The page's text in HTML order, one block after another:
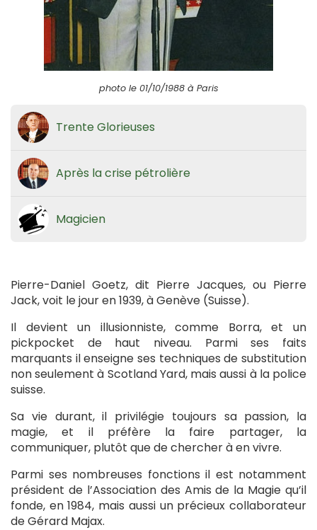
photo le 01/10/1988 à Paris
Trente Glorieuses
Après la crise pétrolière
Magicien
Pierre-Daniel Goetz, dit Pierre Jacques, ou Pierre
Jack, voit le jour en 1939, à Genève (Suisse).
Il devient un illusionniste, comme Borra, et un
pickpocket de haut niveau. Parmi ses faits
marquants il enseigne ses techniques de substitution
non seulement à Scotland Yard, mais aussi à la police
suisse.
Sa vie durant, il privilégie toujours sa passion, la
magie, et il préfère la faire partager, la
communiquer, plutôt que de chercher à en vivre.
Parmi ses nombreuses fonctions il est notamment
président de l’Association des Amis de la Magie qu’il
fonde, en 1984, mais aussi un précieux collaborateur
de Gérard Majax.